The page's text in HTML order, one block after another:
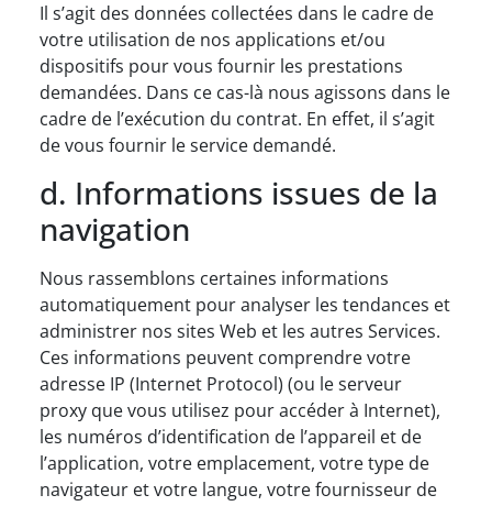
Il s’agit des données collectées dans le cadre de
votre utilisation de nos applications et/ou
dispositifs pour vous fournir les prestations
demandées. Dans ce cas-là nous agissons dans le
cadre de l’exécution du contrat. En effet, il s’agit
de vous fournir le service demandé.
d. Informations issues de la
navigation
Nous rassemblons certaines informations
automatiquement pour analyser les tendances et
administrer nos sites Web et les autres Services.
Ces informations peuvent comprendre votre
adresse IP (Internet Protocol) (ou le serveur
proxy que vous utilisez pour accéder à Internet),
les numéros d’identification de l’appareil et de
l’application, votre emplacement, votre type de
navigateur et votre langue, votre fournisseur de